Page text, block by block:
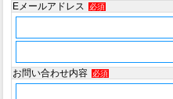
Eメールアドレス 必須
お問い合わせ内容 必須